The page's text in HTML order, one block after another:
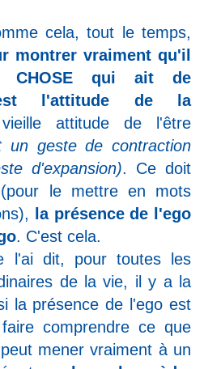
cela, tout le temps,
montrer vraiment qu'il
qui ait de
l'attitude de la
attitude de l'être
un geste de contraction
d'expansion). Ce doit
le mettre en mots
la présence de l'ego
. C'est cela.
l'ai dit, pour toutes les
de la vie, il y a la
la présence de l'ego est
comprendre ce que
mener vraiment à un